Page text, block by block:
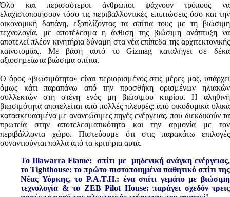
Όλο και περισσότεροι άνθρωποι ψάχνουν τρόπους να
ελαχιστοποιήσουν τόσο τις περιβαλλοντικές επιπτώσεις όσο και την
οικονομική δαπάνη, εξοπλίζοντας τα σπίτια τους με τη βιώσιμη
τεχνολογία, με αποτέλεσμα η άνθιση της βιώσιμη ανάπτυξη να
αποτελεί πλέον κινητήρια δύναμη στα νέα επίπεδα της αρχιτεκτονικής
καινοτομίας. Με βάση αυτό το Gizmag καταλήγει σε δέκα
αξιοσημείωτα βιώσιμα σπίτια.
Ο όρος «βιωσιμότητα» είναι περιορισμένος στις μέρες μας, υπάρχει
όμως κάτι παραπάνω από την προσθήκη ορισμένων ηλιακών
συλλεκτών στη στέγη ενός μη βιώσιμου κτιρίου. Η αληθινή
βιωσιμότητα αποτελείται από πολλές πλευρές: από οικοδομικά υλικά
κατασκευασμένα με ανανεώσιμες πηγές ενέργειας, που διεκδικούν τα
πρωτεία στην αποτελεσματικότητα και την αρμονία με τον
περιβάλλοντα χώρο. Πιστεύουμε ότι στις παρακάτω επιλογές
συναντιούνται πολλά από τα κριτήρια αυτά.
Το Illawarra Flame: σπίτι με μηδενική ανάγκη ενέργειας,
το Tighthouse: το πρώτο πιστοποιημένα παθητικό σπίτι της
Νέας Υόρκης, το P.A.T.H.: ένα σπίτι γεμάτο με βιώσιμη
τεχνολογία & το ZEB Pilot House: παράγει σχεδόν τρεις